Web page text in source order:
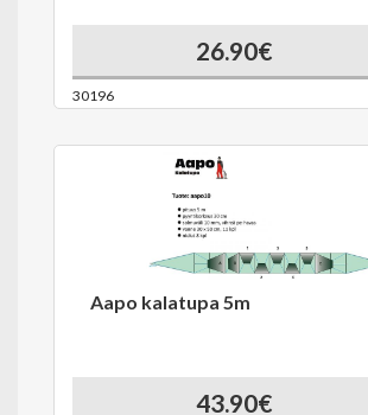
26.90€
30196
Aapo kalatupa 5m
43.90€